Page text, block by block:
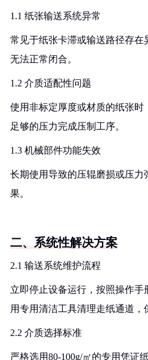
1.1 纸张输送系统异常
常见于纸张卡滞或输送路径存在
无法正常闭合。
1.2 介质适配性问题
使用非标定厚度或材质的纸张时
足够的压力完成压制工序。
1.3 机械部件功能失效
长期使用导致的压辊磨损或压力
果。
二、系统性解决方案
2.1 输送系统维护流程
立即停止设备运行，按照操作手
用专用清洁工具清理走纸通道，
2.2 介质选择标准
严格选用80-100g/㎡的专用凭证